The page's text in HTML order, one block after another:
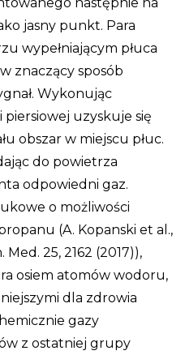
jasny punkt. Para
wypełniającym płuca
znaczący sposób
Wykonując
uzyskuje się
obszar w miejscu płuc.
do powietrza
odpowiedni gaz.
o możliwości
(A. Kopanski et al.,
25, 2162 (2017)),
osiem atomów wodoru,
dla zdrowia
gazy
z ostatniej grupy